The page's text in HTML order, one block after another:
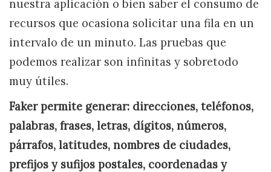
nuestra aplicación o bien saber el consumo de
recursos que ocasiona solicitar una fila en un
intervalo de un minuto. Las pruebas que
podemos realizar son infinitas y sobretodo
muy útiles.
Faker permite generar: direcciones, teléfonos,
palabras, frases, letras, dígitos, números,
párrafos, latitudes, nombres de ciudades,
prefijos y sufijos postales, coordenadas y